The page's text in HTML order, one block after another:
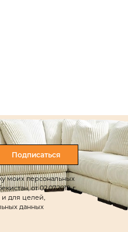
Подписаться
моих персональных
от 02.07.2019 г.
и для целей,
данных